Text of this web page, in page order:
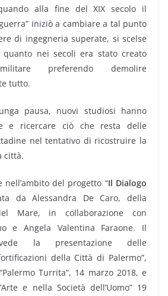
alla fine del XIX secolo il
iniziò a cambiare a tal punto
di ingegneria superate, si scelse
nei secoli era stato creato
militare preferendo demolire
tutto.
pausa, nuovi studiosi hanno
e ricercare ciò che resta delle
nel tentativo di ricostruire la
città.
nell’ambito del progetto “Il Dialogo
da Alessandra De Caro, della
Mare, in collaborazione con
e Angela Valentina Faraone. Il
la presentazione delle
della Città di Palermo”,
Turrita”, 14 marzo 2018, e
e nella Società dell’Uomo” 19